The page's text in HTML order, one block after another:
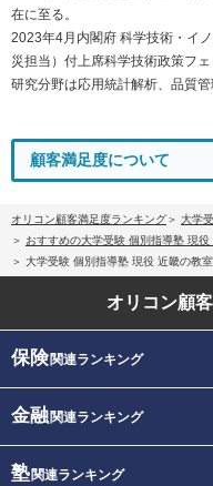
在に至る。
2023年4月内閣府 科学技術・イ
災担当）付上席科学技術政策フェ
研究分野は応用統計解析、品質管
顧客満足度について
オリコン顧客満足度ランキング
大学
おすすめの大学受験 個別指導塾 現
大学受験 個別指導塾 現役 近畿の教
オリコン顧
保険関連ランキング
金融関連ランキング
塾関連ランキング